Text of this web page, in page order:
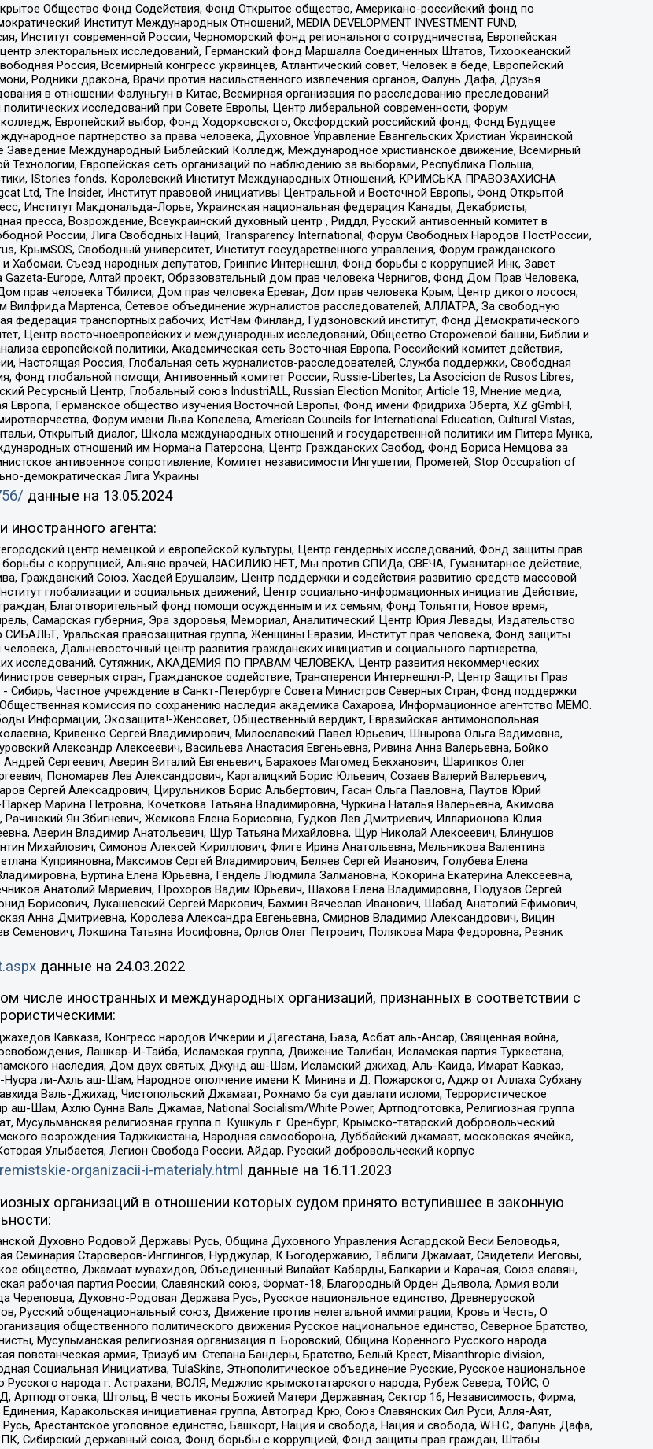
Общество Фонд Содействия, Фонд Открытое общество, Американо-российский фонд по
Институт Международных Отношений, MEDIA DEVELOPMENT INVESTMENT FUND,
Институт современной России, Черноморский фонд регионального сотрудничества, Европейская
электоральных исследований, Германский фонд Маршалла Соединенных Штатов, Тихоокеанский
Россия, Всемирный конгресс украинцев, Атлантический совет, Человек в беде, Европейский
Родники дракона, Врачи против насильственного извлечения органов, Фалунь Дафа, Друзья
в отношении Фалуньгун в Китае, Всемирная организация по расследованию преследований
исследований при Совете Европы, Центр либеральной современности, Форум
Европейский выбор, Фонд Ходорковского, Оксфордский российский фонд, Фонд Будущее
партнерство за права человека, Духовное Управление Евангельских Христиан Украинской
Заведение Международный Библейский Колледж, Международное христианское движение, Всемирный
Технологии, Европейская сеть организаций по наблюдению за выборами, Республика Польша,
IStories fonds, Королевский Институт Международных Отношений, КРИМСЬКА ПРАВОЗАХИСНА
Ltd, The Insider, Институт правовой инициативы Центральной и Восточной Европы, Фонд Открытой
Институт Макдональда-Лорье, Украинская национальная федерация Канады, Декабристы,
пресса, Возрождение, Всеукраинский духовный центр , Риддл, Русский антивоенный комитет в
России, Лига Свободных Наций, Transparеncy International, Форум Свободных Народов ПостРоссии,
КрымSOS, Свободный университет, Институт государственного управления, Форум гражданского
Хабомаи, Съезд народных депутатов, Гринпис Интернешнл, Фонд борьбы с коррупцией Инк, Завет
Europe, Алтай проект, Образовательный дом прав человека Чернигов, Фонд Дом Прав Человека,
прав человека Тбилиси, Дом прав человека Ереван, Дом прав человека Крым, Центр дикого лосося,
Мартенса, Сетевое объединение журналистов расследователей, АЛЛАТРА, За свободную
федерация транспортных рабочих, ИстЧам Финланд, Гудзоновский институт, Фонд Демократического
Центр восточноевропейских и международных исследований, Общество Сторожевой башни, Библии и
европейской политики, Академическая сеть Восточная Европа, Российский комитет действия,
Настоящая Россия, Глобальная сеть журналистов-расследователей, Служба поддержки, Свободная
Фонд глобальной помощи, Антивоенный комитет России, Russie-Libertes, La Asocicion de Rusos Libres,
Ресурсный Центр, Глобальный союз IndustriALL, Russian Election Monitor, Article 19, Мнение медиа,
Европа, Германское общество изучения Восточной Европы, Фонд имени Фридриха Эберта, XZ gGmbH,
Форум имени Льва Копелева, American Councils for International Education, Cultural Vistas,
Открытый диалог, Школа международных отношений и государственной политики им Питера Мунка,
отношений им Нормана Патерсона, Центр Гражданских Свобод, Фонд Бориса Немцова за
антивоенное сопротивление, Комитет независимости Ингушетии, Прометей, Stop Occupation of
демократическая Лига Украины
данные на 13.05.2024
агента:
центр немецкой и европейской культуры, Центр гендерных исследований, Фонд защиты прав
с коррупцией, Альянс врачей, НАСИЛИЮ.НЕТ, Мы против СПИДа, СВЕЧА, Гуманитарное действие,
Гражданский Союз, Хасдей Ерушалаим, Центр поддержки и содействия развитию средств массовой
глобализации и социальных движений, Центр социально-информационных инициатив Действие,
Благотворительный фонд помощи осужденным и их семьям, Фонд Тольятти, Новое время,
Самарская губерния, Эра здоровья, Мемориал, Аналитический Центр Юрия Левады, Издательство
Уральская правозащитная группа, Женщины Евразии, Институт прав человека, Фонд защиты
Дальневосточный центр развития гражданских инициатив и социального партнерства,
исследований, Сутяжник, АКАДЕМИЯ ПО ПРАВАМ ЧЕЛОВЕКА, Центр развития некоммерческих
северных стран, Гражданское содействие, Трансперенси Интернешнл-Р, Центр Защиты Прав
Частное учреждение в Санкт-Петербурге Совета Министров Северных Стран, Фонд поддержки
комиссия по сохранению наследия академика Сахарова, Информационное агентство МЕМО.
Информации, Экозащита!-Женсовет, Общественный вердикт, Евразийская антимонопольная
Кривенко Сергей Владимирович, Милославский Павел Юрьевич, Шнырова Ольга Вадимовна,
Александр Алексеевич, Васильева Анастасия Евгеньевна, Ривина Анна Валерьевна, Бойко
Сергеевич, Аверин Виталий Евгеньевич, Барахоев Магомед Бекханович, Шарипков Олег
Пономарев Лев Александрович, Каргалицкий Борис Юльевич, Созаев Валерий Валерьевич,
Сергей Алексадрович, Цирульников Борис Альбертович, Гасан Ольга Павловна, Паутов Юрий
Марина Петровна, Кочеткова Татьяна Владимировна, Чуркина Наталья Валерьевна, Акимова
Рачинский Ян Збигневич, Жемкова Елена Борисовна, Гудков Лев Дмитриевич, Илларионова Юлия
Аверин Владимир Анатольевич, Щур Татьяна Михайловна, Щур Николай Алексеевич, Блинушов
Михайлович, Симонов Алексей Кириллович, Флиге Ирина Анатольевна, Мельникова Валентина
Куприяновна, Максимов Сергей Владимирович, Беляев Сергей Иванович, Голубева Елена
Буртина Елена Юрьевна, Гендель Людмила Залмановна, Кокорина Екатерина Алексеевна,
Анатолий Мариевич, Прохоров Вадим Юрьевич, Шахова Елена Владимировна, Подузов Сергей
Борисович, Лукашевский Сергей Маркович, Бахмин Вячеслав Иванович, Шабад Анатолий Ефимович,
Анна Дмитриевна, Королева Александра Евгеньевна, Смирнов Владимир Александрович, Вицин
Семенович, Локшина Татьяна Иосифовна, Орлов Олег Петрович, Полякова Мара Федоровна, Резник
данные на 24.03.2022
числе иностранных и международных организаций, признанных в соответствии с
Кавказа, Конгресс народов Ичкерии и Дагестана, База, Асбат аль-Ансар, Священная война,
Лашкар-И-Тайба, Исламская группа, Движение Талибан, Исламская партия Туркестана,
наследия, Дом двух святых, Джунд аш-Шам, Исламский джихад, Аль-Каида, Имарат Кавказ,
ли-Ахль аш-Шам, Народное ополчение имени К. Минина и Д. Пожарского, Аджр от Аллаха Субхану
Валь-Джихад, Чистопольский Джамаат, Рохнамо ба суи давлати исломи, Террористическое
аш-Шам, Ахлю Сунна Валь Джамаа, National Socialism/White Power, Артподготовка, Религиозная группа
Мусульманская религиозная группа п. Кушкуль г. Оренбург, Крымско-татарский добровольческий
возрождения Таджикистана, Народная самооборона, Дуббайский джамаат, московская ячейка,
Улыбается, Легион Свобода России, Айдар, Русский добровольческий корпус
organizacii-i-materialy.html данные на 16.11.2023
организаций в отношении которых судом принято вступившее в законную
Духовно Родовой Державы Русь, Община Духовного Управления Асгардской Веси Беловодья,
Староверов-Инглингов, Нурджулар, К Богодержавию, Таблиги Джамаат, Свидетели Иеговы,
общество, Джамаат мувахидов, Объединенный Вилайат Кабарды, Балкарии и Карачая, Союз славян,
рабочая партия России, Славянский союз, Формат-18, Благородный Орден Дьявола, Армия воли
Череповца, Духовно-Родовая Держава Русь, Русское национальное единство, Древнерусской
Русский общенациональный союз, Движение против нелегальной иммиграции, Кровь и Честь, О
общественного политического движения Русское национальное единство, Северное Братство,
Мусульманская религиозная организация п. Боровский, Община Коренного Русского народа
армия, Тризуб им. Степана Бандеры, Братство, Белый Крест, Misanthropic division,
Социальная Инициатива, TulaSkins, Этнополитическое объединение Русские, Русское национальное
народа г. Астрахани, ВОЛЯ, Меджлис крымскотатарского народа, Рубеж Севера, ТОЙС, О
Артподготовка, Штольц, В честь иконы Божией Матери Державная, Сектор 16, Независимость, Фирма,
Каракольская инициативная группа, Автоград Крю, Союз Славянских Сил Руси, Алля-Аят,
Арестантское уголовное единство, Башкорт, Нация и свобода, Нация и свобода, W.H.С., Фалунь Дафа,
Сибирский державный союз, Фонд борьбы с коррупцией, Фонд защиты прав граждан, Штабы